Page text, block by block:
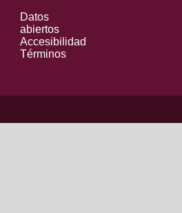
Datos
abiertos
Accesibilidad
Términos